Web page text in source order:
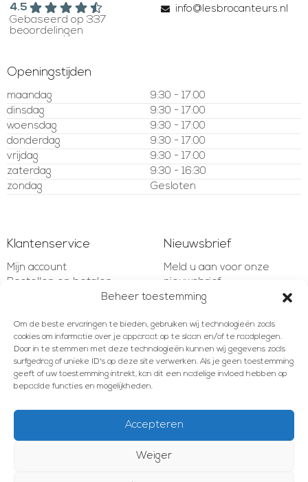
Beheer toestemming
Om de beste ervaringen te bieden, gebruiken wij technologieën zoals
cookies om informatie over je apparaat op te slaan en/of te raadplegen.
Door in te stemmen met deze technologieën kunnen wij gegevens zoals
surfgedrag of unieke ID's op deze site verwerken. Als je geen toestemming
geeft of uw toestemming intrekt, kan dit een nadelige invloed hebben op
bepaalde functies en mogelijkheden.
Accepteren
Weiger
4.5
Gebaseerd op 337
beoordelingen
info@lesbrocanteurs.nl
Openingstijden
maandag
9:30 - 17:00
dinsdag
9:30 - 17:00
woensdag
9:30 - 17:00
donderdag
9:30 - 17:00
vrijdag
9:30 - 17:00
zaterdag
9:30 - 16:30
zondag
Gesloten
Klantenservice
Mijn account
Bestellen en betalen
Verzenden en retourneren
Klachten en geschillen
Contact
Nieuwsbrief
Meld u aan voor onze
nieuwsbrief
AANMELDEN
© 2012 - 2026 Les Brocanteurs
Meld u aan voor onze nieuwsbrief!